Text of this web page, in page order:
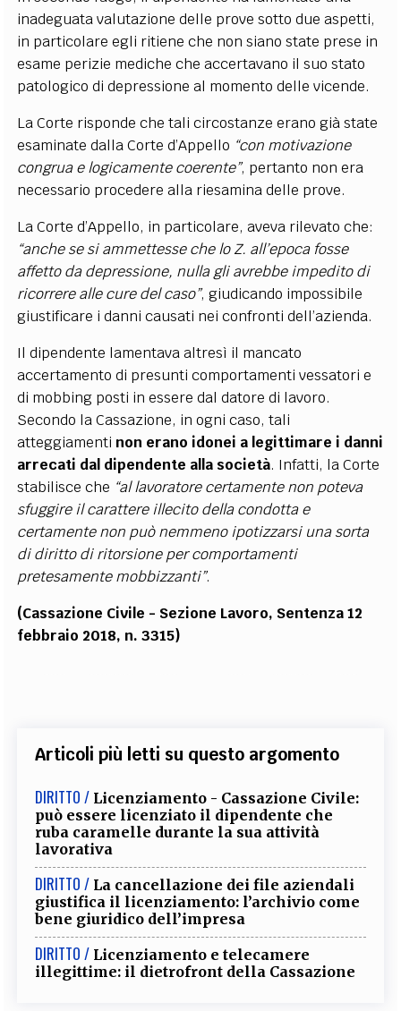
inadeguata valutazione delle prove sotto due aspetti,
in particolare egli ritiene che non siano state prese in
esame perizie mediche che accertavano il suo stato
patologico di depressione al momento delle vicende.
La Corte risponde che tali circostanze erano già state
esaminate dalla Corte d’Appello “con motivazione
congrua e logicamente coerente”, pertanto non era
necessario procedere alla riesamina delle prove.
La Corte d’Appello, in particolare, aveva rilevato che:
“anche se si ammettesse che lo Z. all’epoca fosse
affetto da depressione, nulla gli avrebbe impedito di
ricorrere alle cure del caso”, giudicando impossibile
giustificare i danni causati nei confronti dell’azienda.
Il dipendente lamentava altresì il mancato
accertamento di presunti comportamenti vessatori e
di mobbing posti in essere dal datore di lavoro.
Secondo la Cassazione, in ogni caso, tali
atteggiamenti non erano idonei a legittimare i danni
arrecati dal dipendente alla società. Infatti, la Corte
stabilisce che “al lavoratore certamente non poteva
sfuggire il carattere illecito della condotta e
certamente non può nemmeno ipotizzarsi una sorta
di diritto di ritorsione per comportamenti
pretesamente mobbizzanti”.
(Cassazione Civile - Sezione Lavoro, Sentenza 12
febbraio 2018, n. 3315)
Articoli più letti su questo argomento
DIRITTO / Licenziamento - Cassazione Civile:
può essere licenziato il dipendente che
ruba caramelle durante la sua attività
lavorativa
DIRITTO / La cancellazione dei file aziendali
giustifica il licenziamento: l’archivio come
bene giuridico dell’impresa
DIRITTO / Licenziamento e telecamere
illegittime: il dietrofront della Cassazione